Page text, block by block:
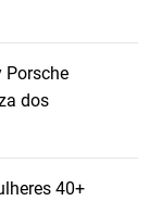
Porsche
dos
40+